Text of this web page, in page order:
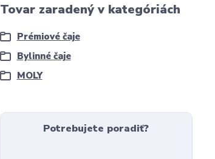
Tovar zaradený v kategóriách
Prémiové čaje
Bylinné čaje
MOLY
Potrebujete poradiť?